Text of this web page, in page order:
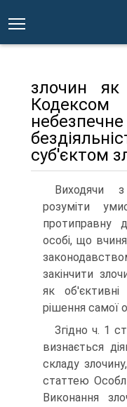
злочин
суб'єктом
Виходячи
розуміти
протиправну
особі, що
закінчити
як
рішення самої
Згідно ч. 1
визнається
складу
статтею
Виконання